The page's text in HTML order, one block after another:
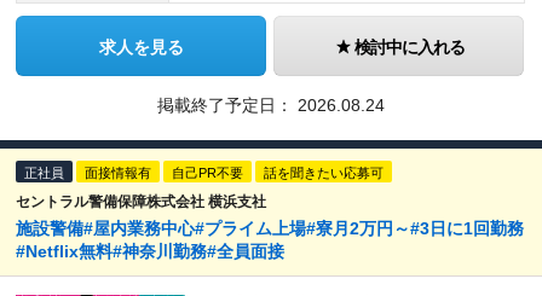
求人を見る 検討中に入れる
掲載終了予定日： 2026.08.24
正社員 面接情報有 自己PR不要 話を聞きたい応募可
セントラル警備保障株式会社 横浜支社
施設警備#屋内業務中心#プライム上場#寮月2万円～#3日に1回勤務
#Netflix無料#神奈川勤務#全員面接